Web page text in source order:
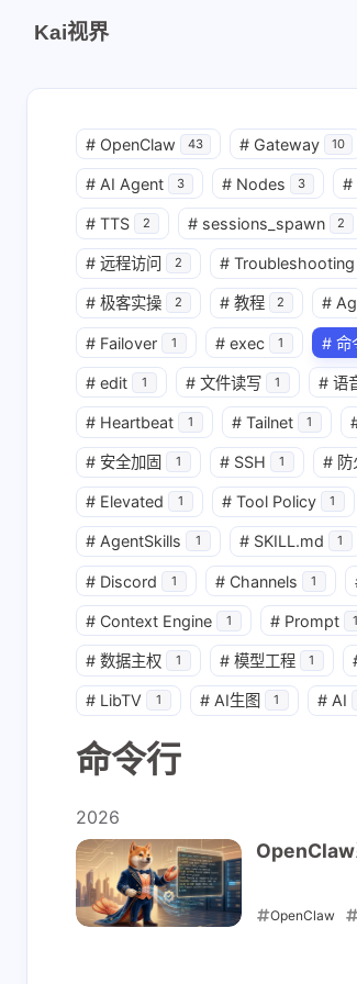
Kai视界
互动
最新评论
正在加载中...
# OpenClaw 43 # Gateway 10
# AI Agent 3 # Nodes 3 #
# TTS 2 # sessions_spawn 2
# 远程访问 2 # Troubleshooting
# 极客实操 2 # 教程 2 #
# Failover 1 # exec 1 # 命
# edit 1 # 文件读写 1 # 语
# Heartbeat 1 # Tailnet 1
# 安全加固 1 # SSH 1 #
# Elevated 1 # Tool Policy 1
# AgentSkills 1 # SKILL.md 1
# Discord 1 # Channels 1
# Context Engine 1 # Prompt 1
# 数据主权 1 # 模型工程 1
# LibTV 1 # AI生图 1 # AI
命令行
2026
OpenClaw
OpenClaw